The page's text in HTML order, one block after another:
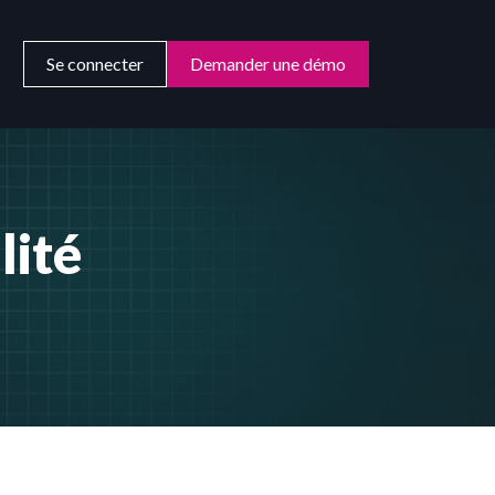
Se connecter Demander une démo